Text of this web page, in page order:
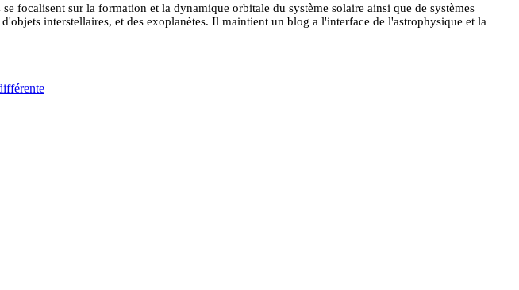
focalisent sur la formation et la dynamique orbitale du système solaire ainsi que de systèmes
interstellaires, et des exoplanètes. Il maintient un blog a l'interface de l'astrophysique et la